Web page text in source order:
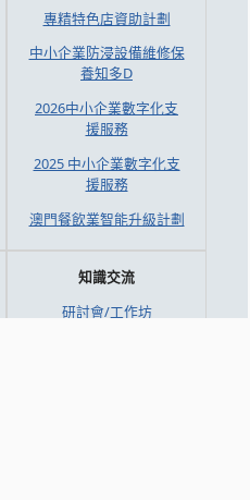
專精特色店資助計劃
中小企業防浸設備維修保
養知多D
2026中小企業數字化支
援服務
2025 中小企業數字化支
援服務
澳門餐飲業智能升級計劃
知識交流
研討會/工作坊